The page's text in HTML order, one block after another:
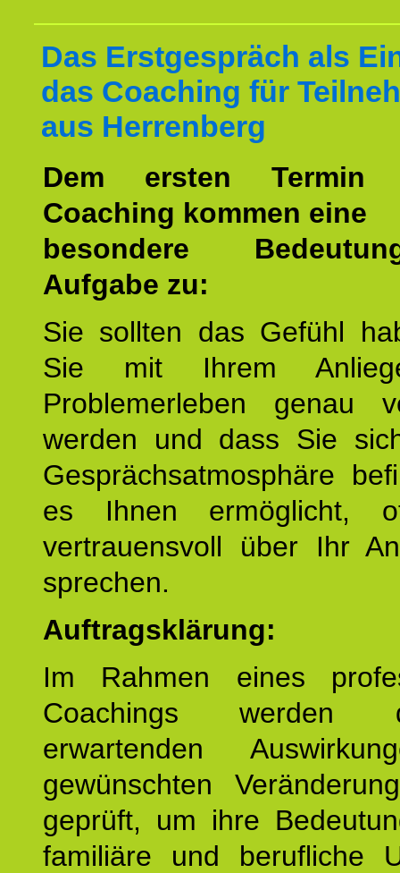
Das Erstgespräch als
das Coaching für
aus Herrenberg
Dem ersten
Coaching kommen eine
besondere
Aufgabe zu:
Sie sollten das Gefühl
Sie mit Ihrem
Problemerleben genau
werden und dass Sie
Gesprächsatmosphäre
es Ihnen ermöglicht,
vertrauensvoll über Ihr
sprechen.
Auftragsklärung:
Im Rahmen eines
Coachings
erwartenden
gewünschten
geprüft, um ihre
familiäre und berufliche